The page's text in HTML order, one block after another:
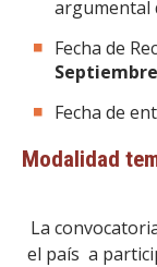
argumental
Fecha de
Fecha de
Modalidad
La
el país a